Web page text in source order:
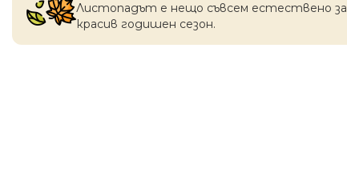
Листопадът е нещо съвсем естествено
красив годишен сезон.